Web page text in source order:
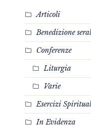
Articoli
Benedizione
Conferenze
Liturgia
Varie
Esercizi
In Evidenza